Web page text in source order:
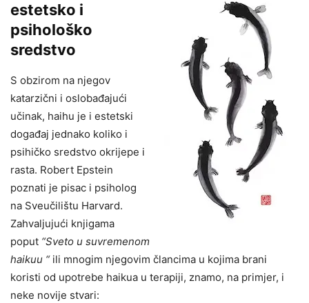
estetsko i
psihološko
sredstvo
S obzirom na njegov
katarzični i oslobađajući
učinak, haihu je i estetski
događaj jednako koliko i
psihičko sredstvo okrijepe i
rasta. Robert Epstein
poznati je pisac i psiholog
na Sveučilištu Harvard.
Zahvaljujući knjigama
poput “Sveto u suvremenom
haikuu “ili mnogim njegovim člancima u kojima brani
koristi od upotrebe haikua u terapiji, znamo, na primjer, i
neke novije stvari: